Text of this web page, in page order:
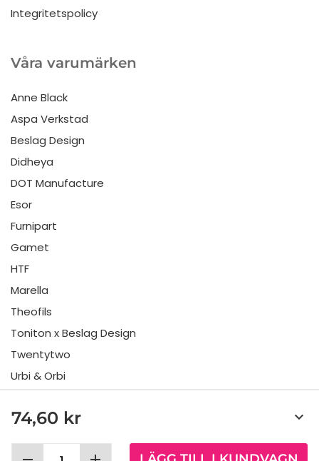
74,60 kr keyboard_arrow_down
Integritetspolicy
Våra varumärken
Anne Black
Aspa Verkstad
Beslag Design
Didheya
DOT Manufacture
Esor
Furnipart
Gamet
HTF
Marella
Theofils
Toniton x Beslag Design
Twentytwo
Urbi & Orbi
Viefe